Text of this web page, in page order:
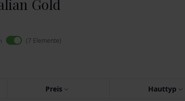
Gold
7 Elemente
Preis Hauttyp